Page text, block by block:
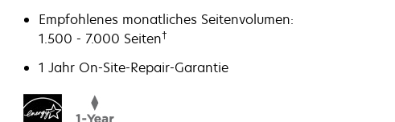
Empfohlenes monatliches Seitenvolumen:
1.500 - 7.000 Seiten†
1 Jahr On-Site-Repair-Garantie